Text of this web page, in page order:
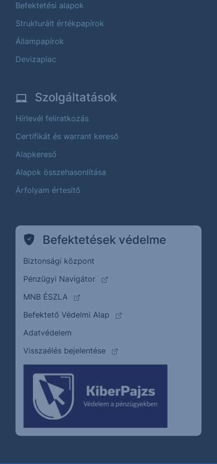
Befektetési alapok
Strukturált értékpapírok
Állampapírok
Devizapiac
Szolgáltatások
Hírlevél feliratkozás
Certifikát és warrant kereső
Alapkereső
Alapok összehasonlítása
Árfolyam értesítő
Befektetések védelme
Biztonsági központ
Pénzügyi Navigátor
(külső oldalra ugrik)
MNB ÉSZLA
(külső oldalra ugrik)
Befektető Védelmi Alap
(külső oldalra ugrik)
Adatvédelem
Visszaélés bejelentése
(külső oldalra ugrik)